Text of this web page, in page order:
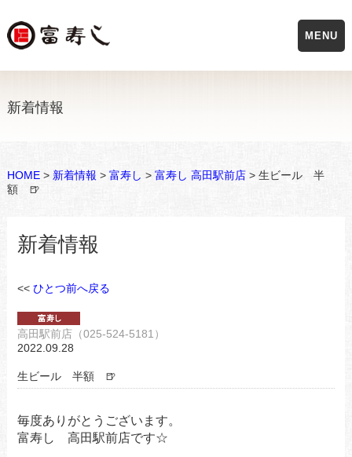
新着情報
HOME> 新着情報 > 富寿し > 富寿し 高田駅前店> 生ビール 半
額 🍺
新着情報
<< ひとつ前へ戻る
高田駅前店（025-524-5181）
2022.09.28
生ビール 半額 🍺
毎度ありがとうございます。
富寿し 高田駅前店です☆
MENU